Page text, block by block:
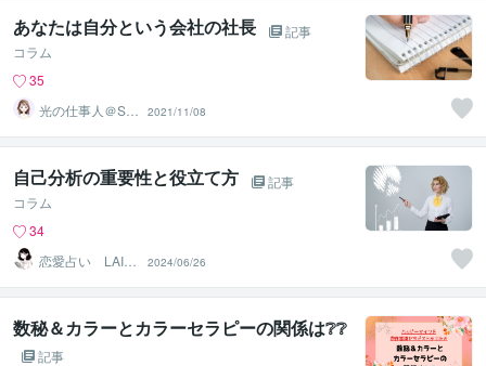
あなたは自分という会社の社長
記事
コラム
35
光の仕事人＠SA
CHIKO
2021/11/08
自己分析の重要性と役立て方
記事
コラム
34
恋愛占い LAIC
HI
2024/06/26
数秘＆カラーとカラーセラピーの関係は❔❔
記事